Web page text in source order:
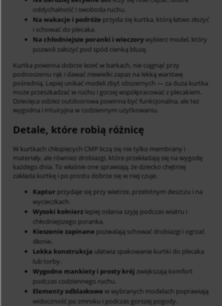
oddychalność i swoboda ruchu.
Na wakacje i podróże przyda się kurtka, którą łatwo złożyć
i schować do plecaka.
Na chłodniejsze poranki i wieczory wybierz model, który
pozwoli założyć pod spód cienką bluzę.
Kurtka powinna dobrze leżeć w barkach, nie ciągnąć przy
podnoszeniu rąk i dawać niewielki zapas na lekką warstwę
pośrednią. Lepiej unikać modeli zbyt obszernych — za duża kurtka
może przeszkadzać w ruchu i gorzej współpracować z plecakiem.
Dziecięca odzież outdoorowa powinna być funkcjonalna, ale też
wygodna i intuicyjna w codziennym użytkowaniu.
Detale, które robią różnicę
W kurtkach chłopięcych CMP liczą się nie tylko membrany i
materiały, ale również drobiazgi, które przekładają się na wygodę
każdego dnia. To właśnie one sprawiają, że dziecko chętniej
zakłada kurtkę i po prostu dobrze się w niej czuje.
Kaptur przydaje się przy wietrze, przelotnym deszczu i na
wycieczkach.
Wysoki kołnierz lepiej osłania szyję podczas wiatru i
chłodniejszego poranka.
Kieszenie zapinane pozwalają schować drobiazgi i ogrzać
dłonie.
Lekka konstrukcja ułatwia spakowanie kurtki do plecaka
lub torby.
Wygodne mankiety i prosty krój zwiększają komfort
podczas codziennego ruchu.
Elementy odblaskowe w wybranych modelach poprawiają
widoczność po zmroku i podczas gorszej pogody.